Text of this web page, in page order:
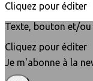
Cliquez pour éditer
Texte, bouton et/
Cliquez pour éditer
Je m'abonne à la